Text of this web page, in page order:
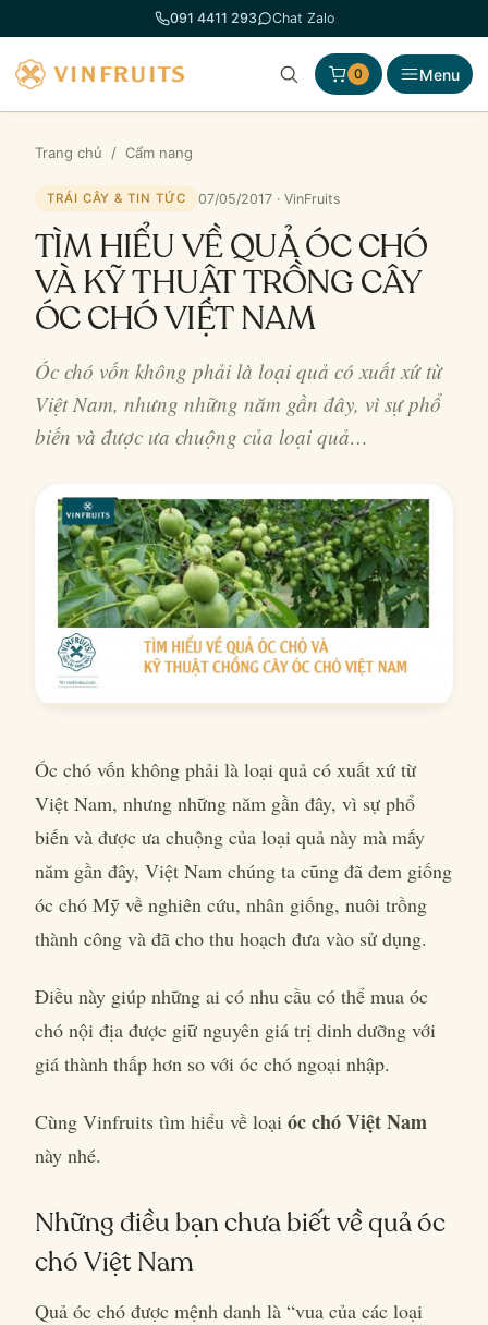
đến
phần
nội
dung
091 4411 293 Chat Zalo
0 Menu
Trang chủ / Cẩm nang
TRÁI CÂY & TIN TỨC 07/05/2017 · VinFruits
TÌM HIỂU VỀ QUẢ ÓC CHÓ
VÀ KỸ THUẬT TRỒNG CÂY
ÓC CHÓ VIỆT NAM
Óc chó vốn không phải là loại quả có xuất xứ từ
Việt Nam, nhưng những năm gần đây, vì sự phổ
biến và được ưa chuộng của loại quả…
Óc chó vốn không phải là loại quả có xuất xứ từ
Việt Nam, nhưng những năm gần đây, vì sự phổ
biến và được ưa chuộng của loại quả này mà mấy
năm gần đây, Việt Nam chúng ta cũng đã đem giống
óc chó Mỹ về nghiên cứu, nhân giống, nuôi trồng
thành công và đã cho thu hoạch đưa vào sử dụng.
Điều này giúp những ai có nhu cầu có thể mua óc
chó nội địa được giữ nguyên giá trị dinh dưỡng với
giá thành thấp hơn so với óc chó ngoại nhập.
Cùng Vinfruits tìm hiểu về loại óc chó Việt Nam
này nhé.
Những điều bạn chưa biết về quả óc
chó Việt Nam
Quả óc chó được mệnh danh là “vua của các loại